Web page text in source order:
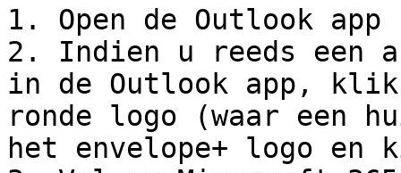
1. Open de Outlook app
2. Indien u reeds een
in de Outlook app,
ronde logo (waar een
het envelope+ logo en